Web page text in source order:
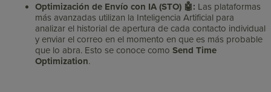
Optimización de Envío con IA (STO) 🤖: Las plataformas
más avanzadas utilizan la Inteligencia Artificial para
analizar el historial de apertura de cada contacto individual
y enviar el correo en el momento en que es más probable
que lo abra. Esto se conoce comoSend Time
Optimization.